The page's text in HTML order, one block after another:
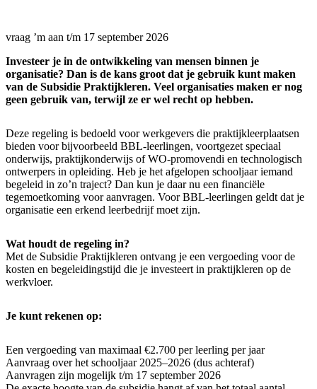
vraag ’m aan t/m 17 september 2026
Investeer je in de ontwikkeling van mensen binnen je
organisatie? Dan is de kans groot dat je gebruik kunt maken
van de Subsidie Praktijkleren. Veel organisaties maken er nog
geen gebruik van, terwijl ze er wel recht op hebben.
Deze regeling is bedoeld voor werkgevers die praktijkleerplaatsen
bieden voor bijvoorbeeld BBL‑leerlingen, voortgezet speciaal
onderwijs, praktijkonderwijs of WO‑promovendi en technologisch
ontwerpers in opleiding. Heb je het afgelopen schooljaar iemand
begeleid in zo’n traject? Dan kun je daar nu een financiële
tegemoetkoming voor aanvragen. Voor BBL‑leerlingen geldt dat je
organisatie een erkend leerbedrijf moet zijn.
Wat houdt de regeling in?
Met de Subsidie Praktijkleren ontvang je een vergoeding voor de
kosten en begeleidingstijd die je investeert in praktijkleren op de
werkvloer.
Je kunt rekenen op:
Een vergoeding van maximaal €2.700 per leerling per jaar
Aanvraag over het schooljaar 2025–2026 (dus achteraf)
Aanvragen zijn mogelijk t/m 17 september 2026